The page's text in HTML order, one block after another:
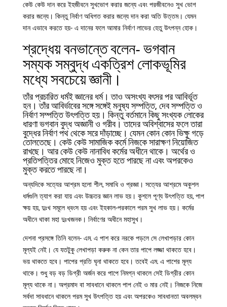
কেউ কেউ দান করে ইহজীবনে সুখভোগ করার জন্যে এবং পরজীবনেও সুখ ভোগ
করার জন্যে। কিন্তু নির্বাণ অধিগত করার জন্যে দান করা অতি উত্তম। যেমন
দান এভাবে করতে হয়- এ দানের ফলে আমার নির্বাণ লাভের হেতু উৎপন্ন হোক।
শ্রদ্ধেয় বনভান্তে বলেন- ভগবান
সম্যক সম্বুদ্ধ একত্রিশ লোকভূমির
মধ্যে সবচেয়ে জ্ঞানী।
তাঁর প্রচারিত ধর্মই জ্ঞানের ধর্ম। তাও অসংখ্য বৎসর পর আবির্ভূত
হন। তাঁর আবির্ভাবের সঙ্গে সঙ্গেই মনুষ্য সম্পত্তি, দেব সম্পত্তি ও
নির্বাণ সম্পত্তি উৎপত্তি হয়। কিন্তু বর্তমানে কিছু সংখ্যক লোকের
ধারণা ভগবান বুদ্ধ অজ্ঞানী ও গরীব। তাদের অবিশ্বাসের ফলে তারা
বুদ্ধের নির্বাণ পথ থেকে সরে দাঁড়াচ্ছে। যেমন কোন কোন ভিক্ষু গড়ে
তোলতেছে। কেউ কেউ সামাজিক কর্মে নিজকে সারাক্ষণ নিয়োজিত
রাখছে। আর কেউ কেউ নানাবিধ কর্মের অধীনে থাকে। অর্থের ও
প্রতিপত্তির মোহে নিজেও মুক্ত হতে পারছে না এবং অপরকেও
মুক্ত করতে পারছে না।
অন্যদিকে সত্যের আশ্রম হলো শীল, সমাধি ও প্রজ্ঞা। সত্যের আশ্রমে অকুশল
ধর্মগুলি ত্যাগ করা যায় এবং উচ্চতর জ্ঞান লাভ হয়। কুশলে পূণ্য উৎপত্তি হয়, পাপ
ক্ষয় হয়, দুঃখ সমূলে ধ্বংস হয় এবং ইহকাল-পরকালে পরম সুখ লাভ হয়। কর্মের
অধীনে থাকা মহা দুঃখজনক। নির্বাণের অধীনে মহাসুখ।
দেশনা প্রসঙ্গে তিনি বলেন- এম. এ পাশ করে নরকে পড়লে সে লেখাপড়ার কোন
মূল্যই নেই। যে যতটুকু লেখাপড়া করুক না কেন তার পাপে লজ্জা থাকতে হবে।
ভয় থাকতে হবে। পাপের প্রতি ঘৃনা থাকতে হবে। তবেই এম. এ পাশের মূল্য
থাকে। শুধু বড় বড় ডিগ্রী অর্জন করে পাপে নিমগ্ন থাকলে সেই ডিগ্রীর কোন
মূল্য থাকে না। অপ্রমাদ বা সাবধানে থাকলে পাপ নেই ও মার নেই। নিজকে নিজে
সর্বদা সাবধানে থাকলে পরম সুখ উৎপত্তি হয় এবং অপরকেও সাবধানতা অবলম্বন